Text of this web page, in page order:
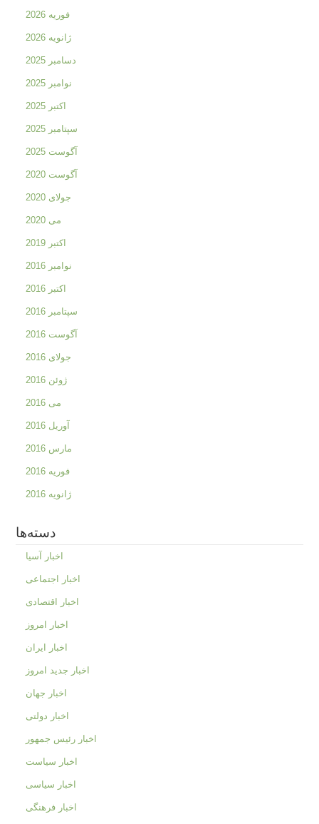
فوریه 2026
ژانویه 2026
دسامبر 2025
نوامبر 2025
اکتبر 2025
سپتامبر 2025
آگوست 2025
آگوست 2020
جولای 2020
می 2020
اکتبر 2019
نوامبر 2016
اکتبر 2016
سپتامبر 2016
آگوست 2016
جولای 2016
ژوئن 2016
می 2016
آوریل 2016
مارس 2016
فوریه 2016
ژانویه 2016
دسته‌ها
اخبار آسیا
اخبار اجتماعی
اخبار اقتصادی
اخبار امروز
اخبار ایران
اخبار جدید امروز
اخبار جهان
اخبار دولتی
اخبار رئیس جمهور
اخبار سیاست
اخبار سیاسی
اخبار فرهنگی